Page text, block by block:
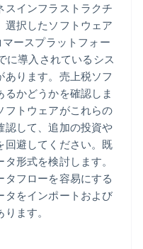
スインフラストラクチ
選択したソフトウェア
ースプラットフォー
に導入されているシス
ります。売上税ソフ
るかどうかを確認しま
フトウェアがこれらの
認して、追加の投資や
回避してください。既
形式を検討します。
フローを容易にする
タをインポートおよび
ます。